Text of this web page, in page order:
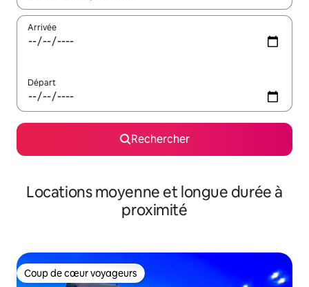
Arrivée
Départ
Rechercher
Locations moyenne et longue durée à
proximité
Coup de cœur voyageurs
Coup de cœur voyageurs